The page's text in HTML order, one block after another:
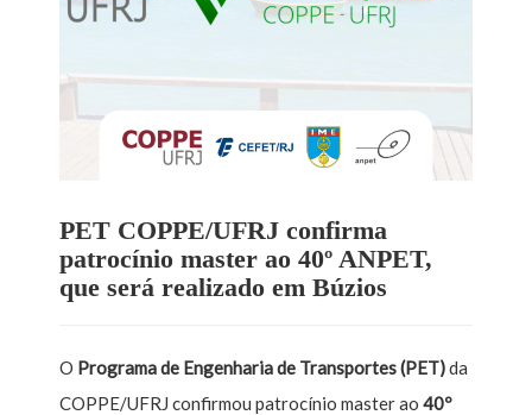
PET COPPE/UFRJ confirma
patrocínio master ao 40º ANPET,
que será realizado em Búzios
O Programa de Engenharia de Transportes (PET)da
COPPE/UFRJ confirmou patrocínio master ao 40º